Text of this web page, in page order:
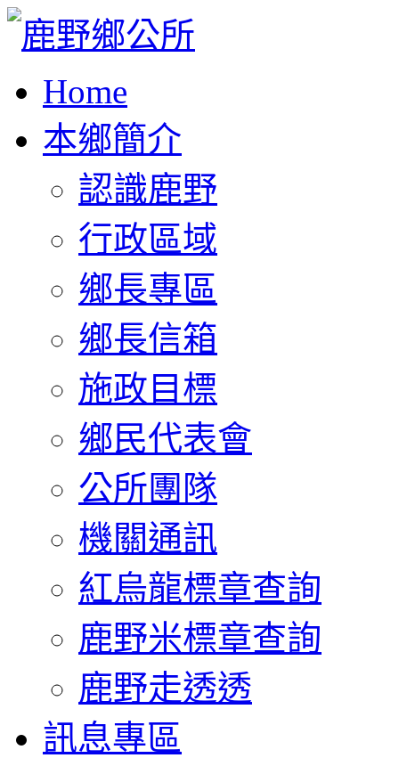
Home
本鄉簡介
認識鹿野
行政區域
鄉長專區
鄉長信箱
施政目標
鄉民代表會
公所團隊
機關通訊
紅烏龍標章查詢
鹿野米標章查詢
鹿野走透透
訊息專區